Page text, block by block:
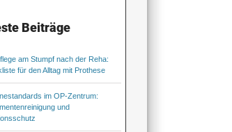
Beiträge
am Stumpf nach der Reha:
für den Alltag mit Prothese
im OP-Zentrum:
und